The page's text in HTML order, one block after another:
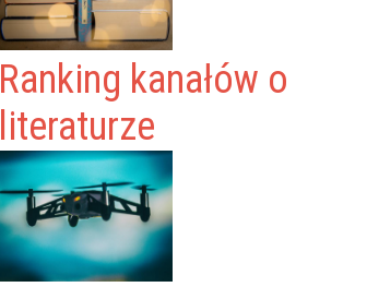
Ranking kanałów o
literaturze